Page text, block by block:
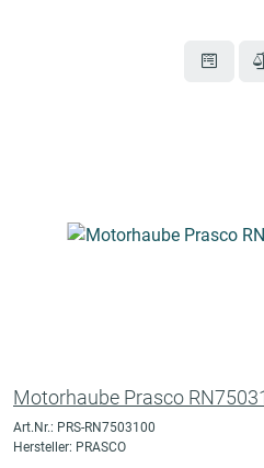
Motorhaube Prasco
Art.Nr.: PRS-RN7503100
Hersteller: PRASCO